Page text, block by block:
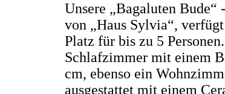
Unsere „Bagaluten
von „Haus Sylvia“,
Platz für bis zu 5
Schlafzimmer mit einem
cm, ebenso ein
ausgestattet mit einem